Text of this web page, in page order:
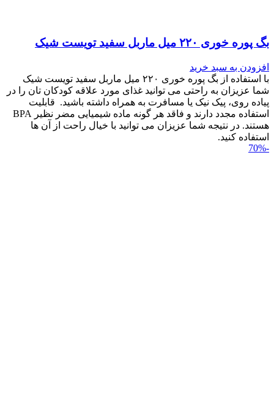
بگ پوره خوری ۲۲۰ میل ماربل سفید تویست شیک
افزودن به سبد خرید
با استفاده از بگ پوره خوری ۲۲۰ میل ماربل سفید تویست شیک
شما عزیزان به راحتی می توانید غذای مورد علاقه کودکان تان را در
پیاده روی، پیک نیک یا مسافرت به همراه داشته باشید. قابلیت
استفاده مجدد دارند و فاقد هر گونه ماده شیمیایی مضر نظیر BPA
هستند. در نتیجه شما عزیزان می توانید با خیال راحت از آن ها
استفاده کنید.
-70%